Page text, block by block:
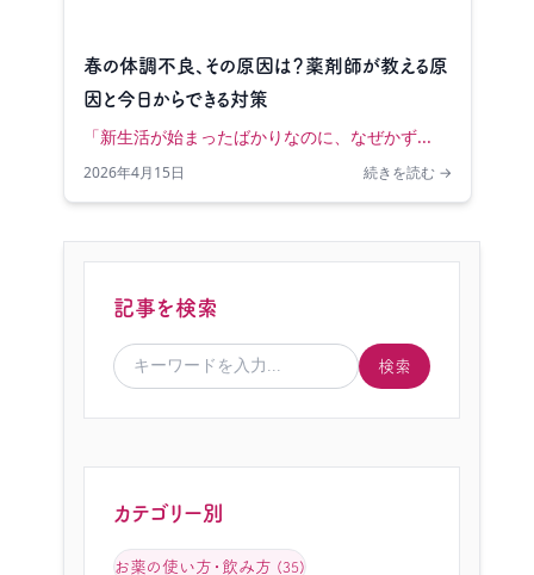
春の体調不良、その原因は？薬剤師が教える原
因と今日からできる対策
「新生活が始まったばかりなのに、なぜかず...
2026年4月15日 続きを読む →
記事を検索
検索
カテゴリー別
お薬の使い方・飲み方 (35)